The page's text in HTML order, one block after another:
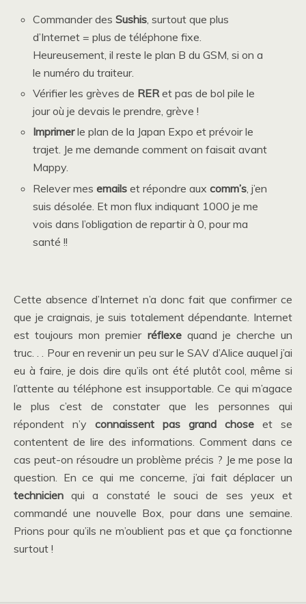
Commander desSushis, surtout que plus
d’Internet = plus de téléphone fixe.
Heureusement, il reste le plan B du GSM, si on a
le numéro du traiteur.
Vérifier les grèves de RERet pas de bol pile le
jour où je devais le prendre, grève !
Imprimerle plan de la Japan Expo et prévoir le
trajet. Je me demande comment on faisait avant
Mappy.
Relever mesemails et répondre auxcomm’s , j’en
suis désolée. Et mon flux indiquant 1000 je me
vois dans l’obligation de repartir à 0, pour ma
santé !!
Cette absence d’Internet n’a donc fait que confirmer ce
que je craignais, je suis totalement dépendante. Internet
est toujours mon premier réflexequand je cherche un
truc. . . Pour en revenir un peu sur le SAV d’Alice auquel j’ai
eu à faire, je dois dire qu’ils ont été plutôt cool, même si
l’attente au téléphone est insupportable. Ce qui m’agace
le plus c’est de constater que les personnes qui
répondent n’y connaissent pas grand chose et se
contentent de lire des informations. Comment dans ce
cas peut-on résoudre un problème précis ? Je me pose la
question. En ce qui me concerne, j’ai fait déplacer un
technicien qui a constaté le souci de ses yeux et
commandé une nouvelle Box, pour dans une semaine.
Prions pour qu’ils ne m’oublient pas et que ça fonctionne
surtout !